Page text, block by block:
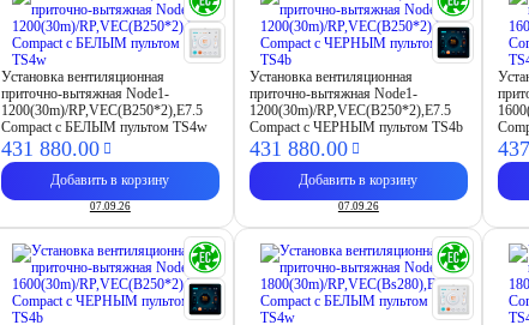
Установка вентиляционная
приточно-вытяжная Node1-
1200(30m)/RP,VEC(B250*2),E7.5
Compact с БЕЛЫМ пультом TS4w
431 880.00
Добавить в корзину
07.09.26
Установка вентиляционная
приточно-вытяжная Node1-
1200(30m)/RP,VEC(B250*2),E7.5
Compact с ЧЕРНЫМ пультом TS4b
431 880.00
Добавить в корзину
07.09.26